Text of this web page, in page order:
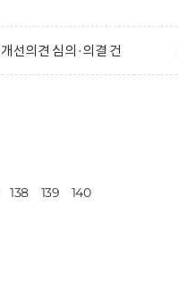
선의견 심의·의결 건
138 139 140